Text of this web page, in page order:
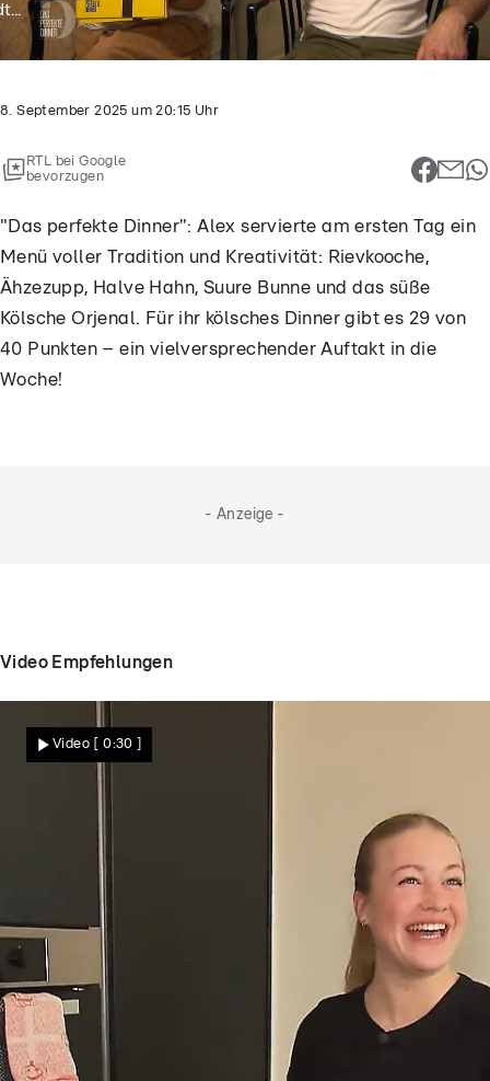
8. September 2025 um 20:15 Uhr
RTL bei Google
bevorzugen
"Das perfekte Dinner": Alex servierte am ersten Tag ein
Menü voller Tradition und Kreativität: Rievkooche,
Ähzezupp, Halve Hahn, Suure Bunne und das süße
Kölsche Orjenal. Für ihr kölsches Dinner gibt es 29 von
40 Punkten – ein vielversprechender Auftakt in die
Woche!
- Anzeige -
Video Empfehlungen
Video [ 0:30 ]